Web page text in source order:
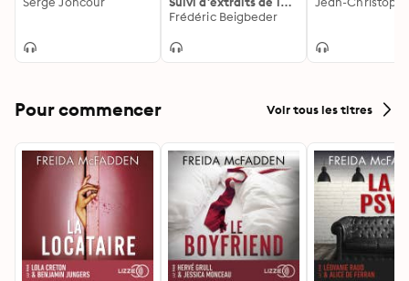
lecture faite par
du Ront Point
Frédéric Beigbeder
Pour commencer Voir tous les titres